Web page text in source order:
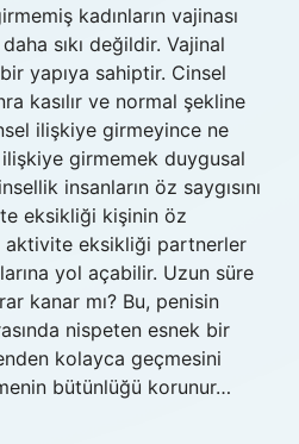
kadınların vajinası
sıkı değildir. Vajinal
yapıya sahiptir. Cinsel
kasılır ve normal şekline
ilişkiye girmeyince ne
girmemek duygusal
insanların öz saygısını
eksikliği kişinin öz
aktivite eksikliği partnerler
yol açabilir. Uzun süre
kanar mı? Bu, penisin
nispeten esnek bir
kolayca geçmesini
bütünlüğü korunur…